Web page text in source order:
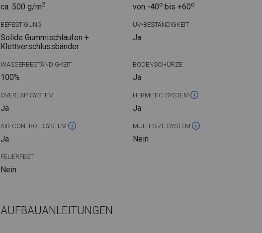
ca. 500 g/m2 von -40obis +60o
BEFESTIGUNG
Solide Gummischlaufen +
Klettverschlussbänder
UV-BESTÄNDIGKEIT
Ja
WASSERBESTÄNDIGKEIT
100%
BODENSCHÜRZE
Ja
OVERLAP-SYSTEM
Ja
HERMETIC-SYSTEM
Ja
AIR-CONTROL-SYSTEM
Ja
MULTI-SIZE SYSTEM
Nein
FEUERFEST
Nein
AUFBAUANLEITUNGEN